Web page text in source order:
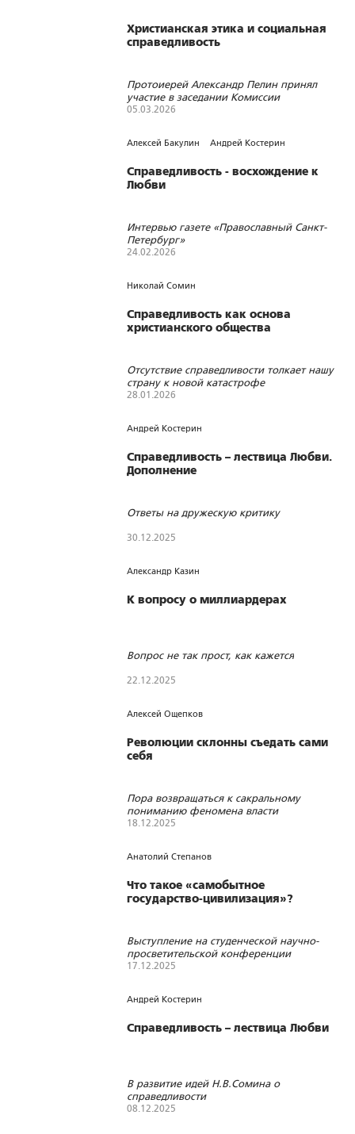
Христианская этика и социальная
справедливость
Протоиерей Александр Пелин принял
участие в заседании Комиссии
Межсоборного присутствия
05.03.2026
Алексей Бакулин Андрей Костерин
Справедливость - восхождение к
Любви
Интервью газете «Православный Санкт-
Петербург»
24.02.2026
Николай Сомин
Справедливость как основа
христианского общества
Отсутствие справедливости толкает нашу
страну к новой катастрофе
28.01.2026
Андрей Костерин
Справедливость – лествица Любви.
Дополнение
Ответы на дружескую критику
30.12.2025
Александр Казин
К вопросу о миллиардерах
Вопрос не так прост, как кажется
22.12.2025
Алексей Ощепков
Революции склонны съедать сами
себя
Пора возвращаться к сакральному
пониманию феномена власти
18.12.2025
Анатолий Степанов
Что такое «самобытное
государство-цивилизация»?
Выступление на студенческой научно-
просветительской конференции
«Основы российской государственности»
17.12.2025
Андрей Костерин
Справедливость – лествица Любви
В развитие идей Н.В.Сомина о
справедливости
08.12.2025